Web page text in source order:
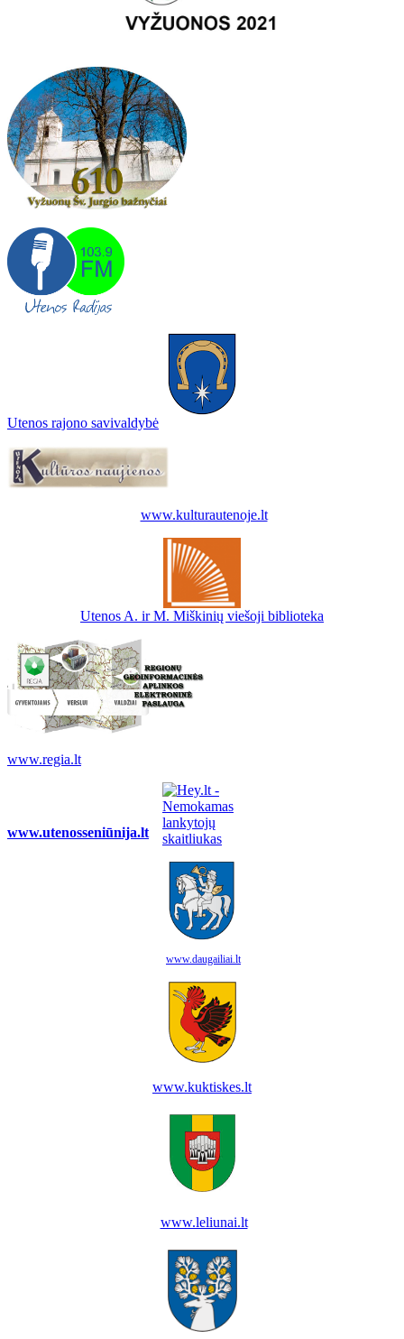
Utenos rajono savivaldybė
www.kulturautenoje.lt
Utenos A. ir M. Miškinių viešoji biblioteka
www.regia.lt
www.utenosseniūnija.lt
www.daugailiai.lt
www.kuktiskes.lt
www.leliunai.lt